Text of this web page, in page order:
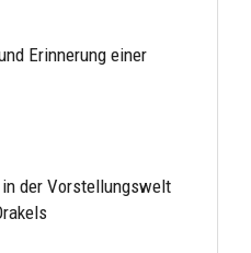
Erinnerung einer
der Vorstellungswelt